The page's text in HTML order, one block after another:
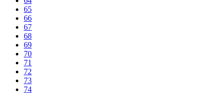
65
66
67
68
69
70
71
72
73
74